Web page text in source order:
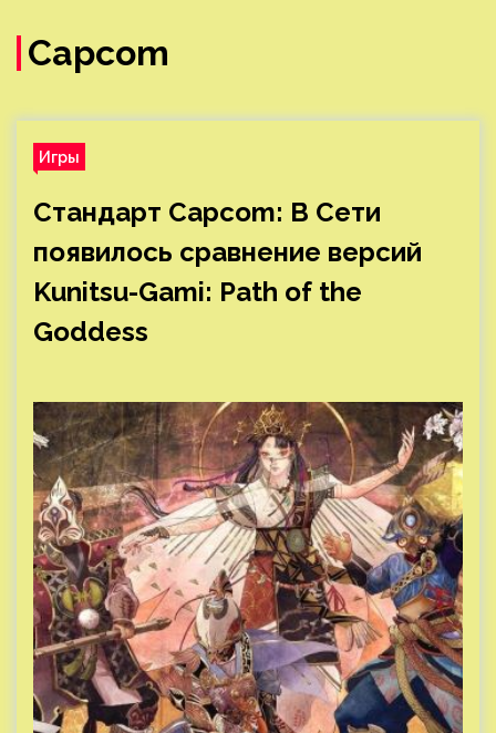
Capcom
Игры
Стандарт Capcom: В Сети
появилось сравнение версий
Kunitsu-Gami: Path of the
Goddess